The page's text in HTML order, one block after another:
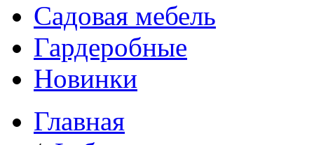
Садовая мебель
Гардеробные
Новинки
Главная